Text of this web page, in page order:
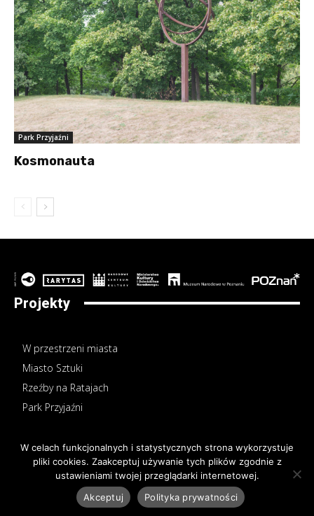
Park Przyjaźni
Kosmonauta
Projekty
W przestrzeni miasta
Miasto Sztuki
Rzeźby na Ratajach
Park Przyjaźni
© Sztuka Poznania, Fundacja Rarytas Art Foundation, 2025
Polityka prywatności Redakcja
W celach funkcjonalnych i statystycznych strona wykorzystuje
pliki cookies. Zaakceptuj używanie tych plików zgodnie z
ustawieniami twojej przeglądarki internetowej.
Akceptuj
Polityka prywatności